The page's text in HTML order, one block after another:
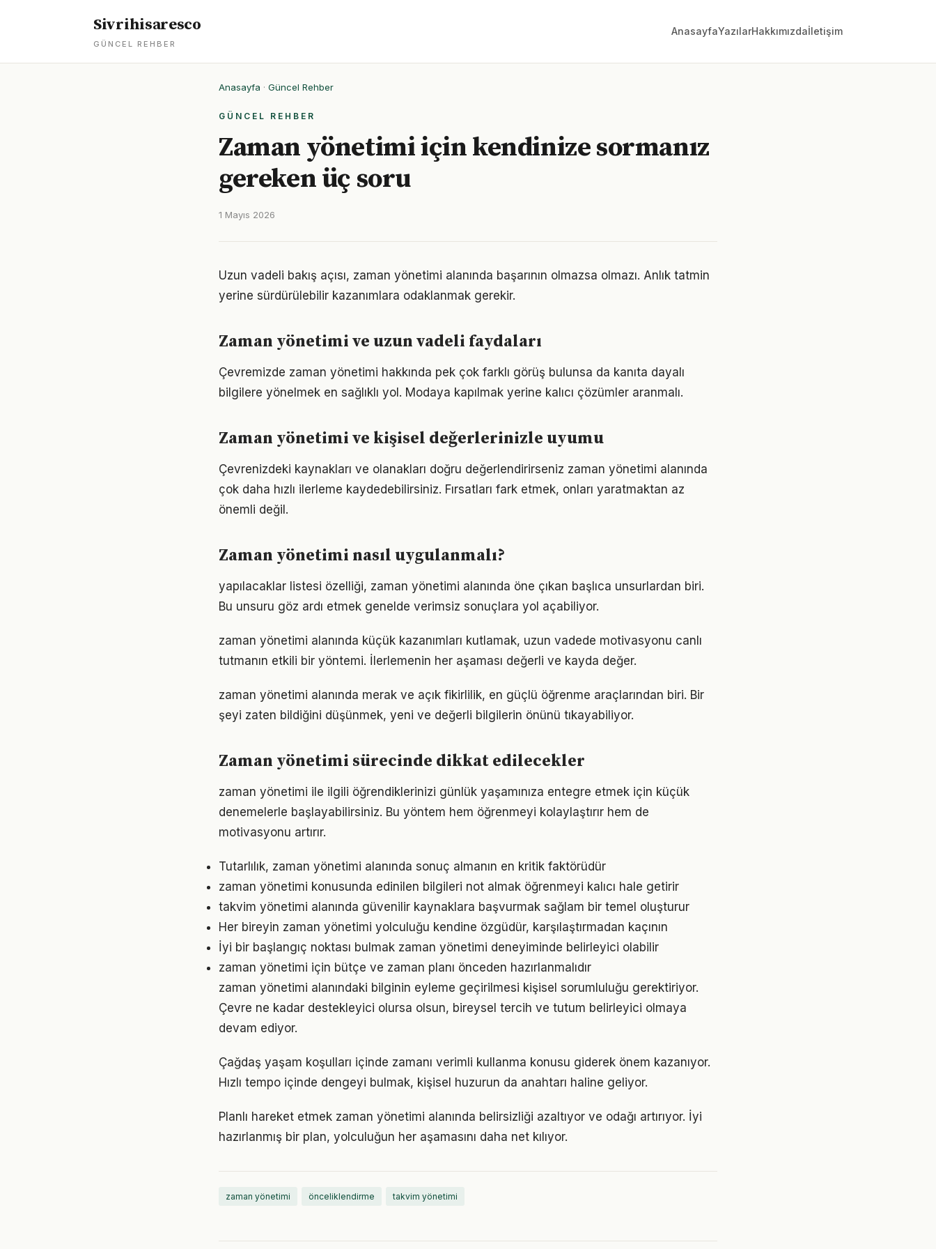
Sivrihisaresco
GÜNCEL REHBER
AnasayfaYazılarHakkımızdaİletişim
Anasayfa · Güncel Rehber
GÜNCEL REHBER
Zaman yönetimi için kendinize sormanız
gereken üç soru
1 Mayıs 2026
Uzun vadeli bakış açısı, zaman yönetimi alanında başarının olmazsa olmazı. Anlık tatmin
yerine sürdürülebilir kazanımlara odaklanmak gerekir.
Zaman yönetimi ve uzun vadeli faydaları
Çevremizde zaman yönetimi hakkında pek çok farklı görüş bulunsa da kanıta dayalı
bilgilere yönelmek en sağlıklı yol. Modaya kapılmak yerine kalıcı çözümler aranmalı.
Zaman yönetimi ve kişisel değerlerinizle uyumu
Çevrenizdeki kaynakları ve olanakları doğru değerlendirirseniz zaman yönetimi alanında
çok daha hızlı ilerleme kaydedebilirsiniz. Fırsatları fark etmek, onları yaratmaktan az
önemli değil.
Zaman yönetimi nasıl uygulanmalı?
yapılacaklar listesi özelliği, zaman yönetimi alanında öne çıkan başlıca unsurlardan biri.
Bu unsuru göz ardı etmek genelde verimsiz sonuçlara yol açabiliyor.
zaman yönetimi alanında küçük kazanımları kutlamak, uzun vadede motivasyonu canlı
tutmanın etkili bir yöntemi. İlerlemenin her aşaması değerli ve kayda değer.
zaman yönetimi alanında merak ve açık fikirlilik, en güçlü öğrenme araçlarından biri. Bir
şeyi zaten bildiğini düşünmek, yeni ve değerli bilgilerin önünü tıkayabiliyor.
Zaman yönetimi sürecinde dikkat edilecekler
zaman yönetimi ile ilgili öğrendiklerinizi günlük yaşamınıza entegre etmek için küçük
denemelerle başlayabilirsiniz. Bu yöntem hem öğrenmeyi kolaylaştırır hem de
motivasyonu artırır.
Tutarlılık, zaman yönetimi alanında sonuç almanın en kritik faktörüdür
zaman yönetimi konusunda edinilen bilgileri not almak öğrenmeyi kalıcı hale getirir
takvim yönetimi alanında güvenilir kaynaklara başvurmak sağlam bir temel oluşturur
Her bireyin zaman yönetimi yolculuğu kendine özgüdür, karşılaştırmadan kaçının
İyi bir başlangıç noktası bulmak zaman yönetimi deneyiminde belirleyici olabilir
zaman yönetimi için bütçe ve zaman planı önceden hazırlanmalıdır
zaman yönetimi alanındaki bilginin eyleme geçirilmesi kişisel sorumluluğu gerektiriyor.
Çevre ne kadar destekleyici olursa olsun, bireysel tercih ve tutum belirleyici olmaya
devam ediyor.
Çağdaş yaşam koşulları içinde zamanı verimli kullanma konusu giderek önem kazanıyor.
Hızlı tempo içinde dengeyi bulmak, kişisel huzurun da anahtarı haline geliyor.
Planlı hareket etmek zaman yönetimi alanında belirsizliği azaltıyor ve odağı artırıyor. İyi
hazırlanmış bir plan, yolculuğun her aşamasını daha net kılıyor.
zaman yönetimi önceliklendirme takvim yönetimi